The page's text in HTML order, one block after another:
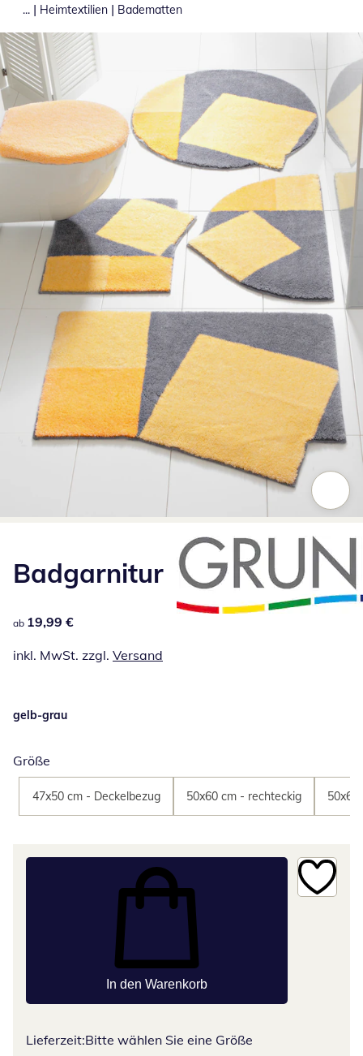
... | Heimtextilien | Badematten
Badgarnitur
19,99 €
ab 19,99 €
inkl. MwSt. zzgl. Versand
gelb-grau
Größe
47x50 cm - Deckelbezug 50x60 cm - rechteckig
In den Warenkorb
Lieferzeit:Bitte wählen Sie eine Größe